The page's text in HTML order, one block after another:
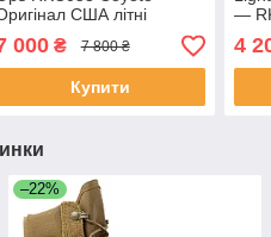
США літні
черевики
000₴ 7 800 ₴
Купити
—
4
–22%